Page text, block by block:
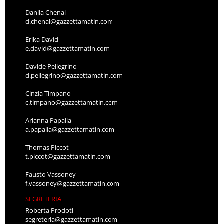
Danila Chenal
d.chenal@gazzettamatin.com
Erika David
e.david@gazzettamatin.com
Davide Pellegrino
d.pellegrino@gazzettamatin.com
Cinzia Timpano
c.timpano@gazzettamatin.com
Arianna Papalia
a.papalia@gazzettamatin.com
Thomas Piccot
t.piccot@gazzettamatin.com
Fausto Vassoney
f.vassoney@gazzettamatin.com
SEGRETERIA
Roberta Prodoti
segreteria@gazzettamatin.com